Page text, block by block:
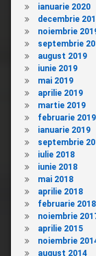
ianuarie 2020
decembrie
noiembrie
septembrie
august 2019
iunie 2019
mai 2019
aprilie 2019
martie 2019
februarie 2019
ianuarie 2019
septembrie
iulie 2018
iunie 2018
mai 2018
aprilie 2018
februarie 2018
noiembrie
aprilie 2015
noiembrie
august 2014